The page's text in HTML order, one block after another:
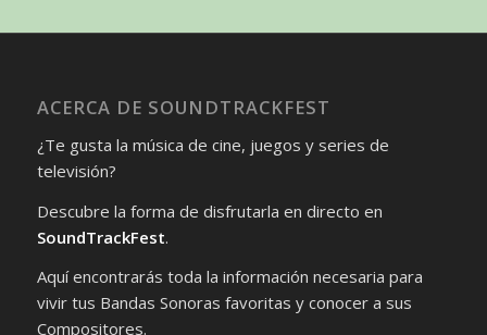
ACERCA DE SOUNDTRACKFEST
¿Te gusta la música de cine, juegos y series de
televisión?
Descubre la forma de disfrutarla en directo en
SoundTrackFest.
Aquí encontrarás toda la información necesaria para
vivir tus Bandas Sonoras favoritas y conocer a sus
Compositores.